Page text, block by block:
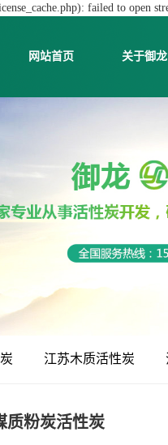
failed to open
网站首页 关于御龙
江苏木质活性炭
质粉炭活性炭